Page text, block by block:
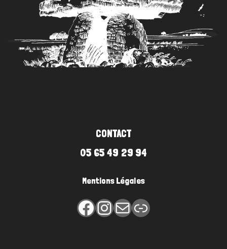
CONTACT
05 65 49 29 94
Mentions Légales
FacebookInstagram
E-mail Lien